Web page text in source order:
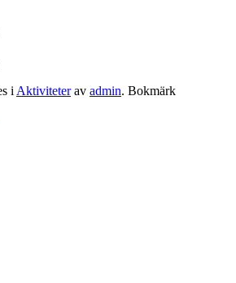
iAktiviteterav admin. Bokmärk